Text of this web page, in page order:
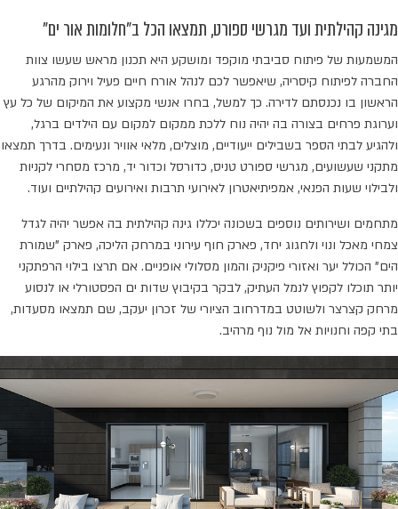
מגינה קהילתית ועד מגרשי ספורט, תמצאו הכל ב"חלומות אור ים"
המשמעות של פיתוח סביבתי מוקפד ומושקע היא תכנון מראש שעשו צוות
החברה לפיתוח קיסריה, שיאפשר לכם לנהל אורח חיים פעיל וירוק מהרגע
הראשון בו נכנסתם לדירה. כך למשל, בחרו אנשי מקצוע את המיקום של כל עץ
וערוגת פרחים בצורה בה יהיה נוח ללכת ממקום למקום עם הילדים ברגל,
ולהגיע לבתי הספר בשבילים ייעודיים, מוצלים, מלאי אוויר ונעימים. בדרך תמצאו
מתקני שעשועים, מגרשי ספורט טניס, כדורסל וכדור יד, מרכז מסחרי לקניות
ולבילוי שעות הפנאי, אמפיתיאטרון לאירועי תרבות ואירועים קהילתיים ועוד.
מתחמים ושירותים נוספים בשכונה יכללו גינה קהילתית בה אפשר יהיה לגדל
צמחי מאכל ונוי ולחגוג יחד, פארק חוף עירוני במרחק הליכה, פארק "שמורת
הים" הכולל יער ואזורי פיקניק והמון מסלולי אופניים. אם תרצו בילוי הרפתקני
יותר תוכלו לקפוץ לנמל העתיק, לבקר בקיבוץ שדות ים הפסטורלי או לנסוע
מרחק קצרצר ולשוטט במדרחוב הציורי של זכרון יעקב, שם תמצאו מסעדות,
בתי קפה וחנויות אל מול נוף מרהיב.